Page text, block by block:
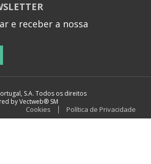
e receber a nossa
S.A. Todos os direitos
byVectweb® SM
Cookies Política de Privacidade